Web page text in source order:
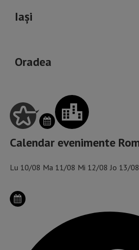
Iași
Oradea
Calendar evenimente
Lu 10/08 Ma 11/08 Mi 12/08 Jo 13/08